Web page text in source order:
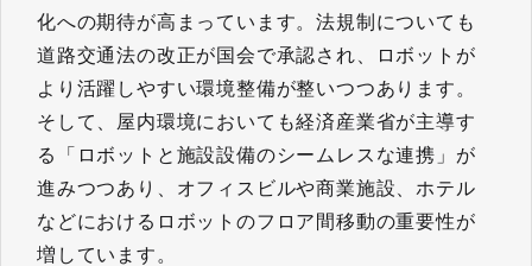
化への期待が高まっています。法規制についても
道路交通法の改正が国会で承認され、ロボットが
より活躍しやすい環境整備が整いつつあります。
そして、屋内環境においても経済産業省が主導す
る「ロボットと施設設備のシームレスな連携」が
進みつつあり、オフィスビルや商業施設、ホテル
などにおけるロボットのフロア間移動の重要性が
増しています。